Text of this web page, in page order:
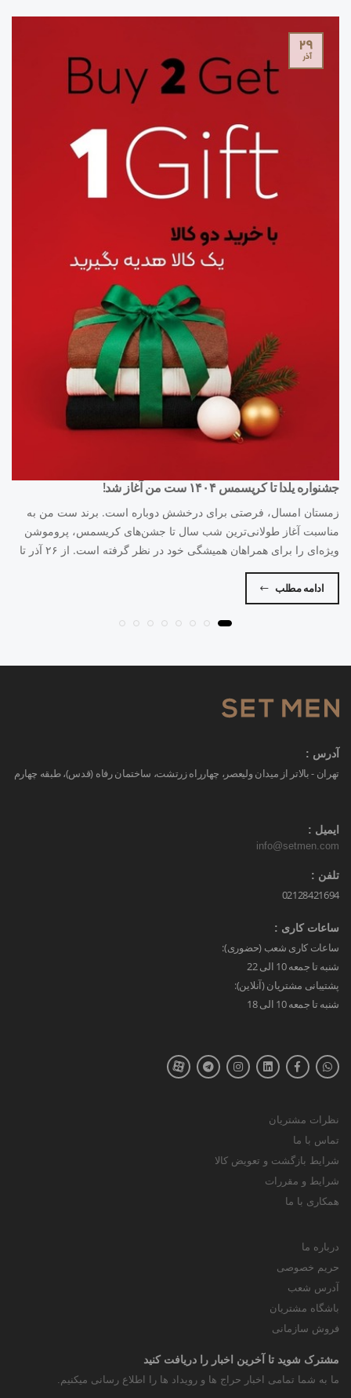
29
آذر
جشنواره یلدا تا کریسمس ۱۴۰۴ ست من آغاز شد!
زمستان امسال، فرصتی برای درخشش دوباره است. برند ست من به
مناسبت آغاز طولانی‌ترین شب سال تا جشن‌های کریسمس، پروموشن
ویژه‌ای را برای همراهان همیشگی خود در نظر گرفته است. از ۲۶ آذر تا
۱۰ دی ماه ۱۴۰۴، با خرید از کلکسیون‌های منتخب، هدیه بگیرید و اعتماد
به نفس خود را به تن کنید.
ادامه مطلب
آدرس :
تهران - بالاتر از میدان ولیعصر، چهارراه زرتشت، ساختمان رفاه (قدس)، طبقه چهارم
ایمیل :
info@setmen.com
تلفن :
02128421694
ساعات کاری :
ساعات کاری شعب (حضوری):
شنبه تا جمعه 10 الی 22
پشتیبانی مشتریان (آنلاین):
شنبه تا جمعه 10 الی 18
نظرات مشتریان
تماس با ما
شرایط بازگشت و تعویض کالا
شرایط و مقررات
همکاری با ما
درباره ما
حریم خصوصی
آدرس شعب
باشگاه مشتریان
فروش سازمانی
مشترک شوید تا آخرین اخبار را دریافت کنید
ما به شما تمامی اخبار حراج ها و رویداد ها را اطلاع رسانی میکنیم.